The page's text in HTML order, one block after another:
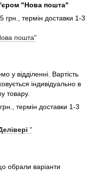
"Нова пошта"
грн., термін доставки 1-3
пошта"
у відділенні. Вартість
індивідуально в
товару.
термін доставки 1-3
"
обрали варіанти